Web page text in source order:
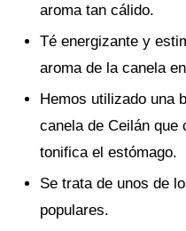
aroma tan cálido.
Té energizante y
aroma de la canela
Hemos utilizado una
canela de Ceilán que
tonifica el estómago.
Se trata de unos de
populares.